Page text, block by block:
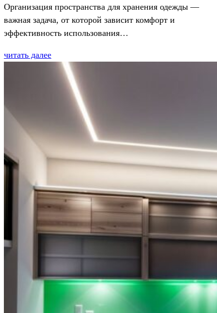
Организация пространства для хранения одежды —
важная задача, от которой зависит комфорт и
эффективность использования…
читать далее